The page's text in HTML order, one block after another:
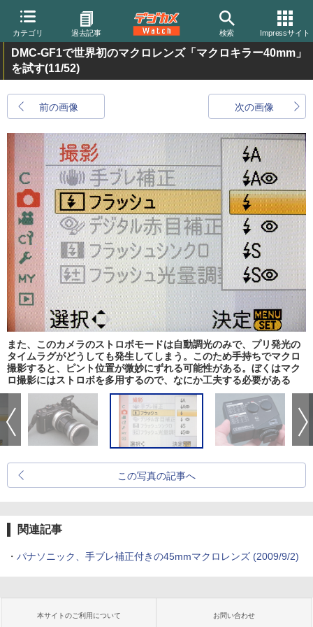
カテゴリ 過去記事 検索 Impressサイト
DMC-GF1で世界初のマクロレンズ「マクロキラー40mm」
を試す(11/52)
前の画像 次の画像
また、このカメラのストロボモードは自動調光のみで、プリ発光の
タイムラグがどうしても発生してしまう。このため手持ちでマクロ
撮影すると、ピント位置が微妙にずれる可能性がある。ぼくはマク
ロ撮影にはストロボを多用するので、なにか工夫する必要がある
この写真の記事へ
関連記事
・ パナソニック、手ブレ補正付きの45mmマクロレンズ (2009/9/2)
本サイトのご利用について お問い合わせ